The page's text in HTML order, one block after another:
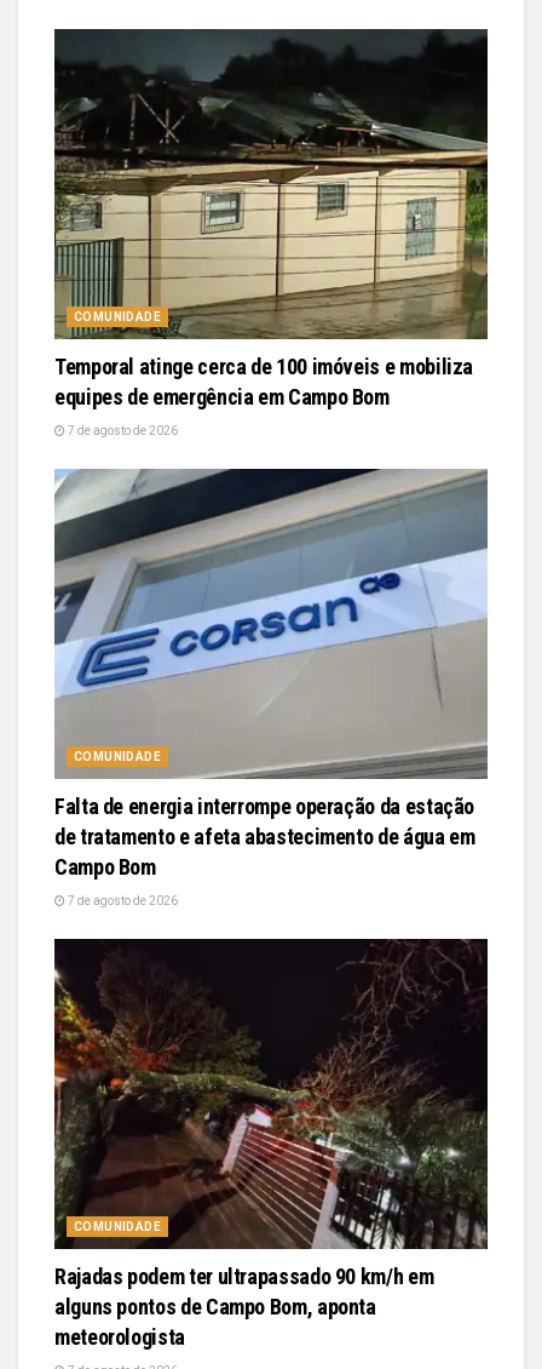
COMUNIDADE
Temporal atinge cerca de 100 imóveis e mobiliza
equipes de emergência em Campo Bom
7 de agosto de 2026
COMUNIDADE
Falta de energia interrompe operação da estação
de tratamento e afeta abastecimento de água em
Campo Bom
7 de agosto de 2026
COMUNIDADE
Rajadas podem ter ultrapassado 90 km/h em
alguns pontos de Campo Bom, aponta
meteorologista